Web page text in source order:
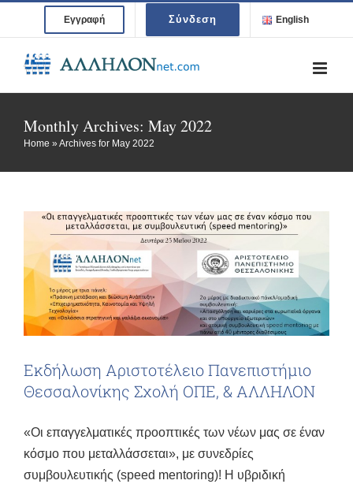
content
Εγγραφή Σύνδεση English
Monthly Archives: May 2022
Home » Archives for May 2022
Εκδήλωση Αριστοτέλειο Πανεπιστήμιο
Θεσσαλονίκης Σχολή ΟΠΕ, & ΑΛΛΗΛΟΝ
«Οι επαγγελματικές προοπτικές των νέων μας σε έναν
κόσμο που μεταλλάσσεται», με συνεδρίες
συμβουλευτικής (speed mentoring)! Η υβριδική